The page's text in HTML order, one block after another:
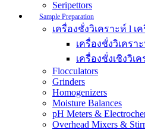
Seripettors
Sample Preparation
เครื่องชั่งวิเคราะห์ l เ
เครื่องชั่งวิเคราะ
เครื่องชั่งเชิงวิเค
Flocculators
Grinders
Homogenizers
Moisture Balances
pH Meters &
Overhead Mixers &